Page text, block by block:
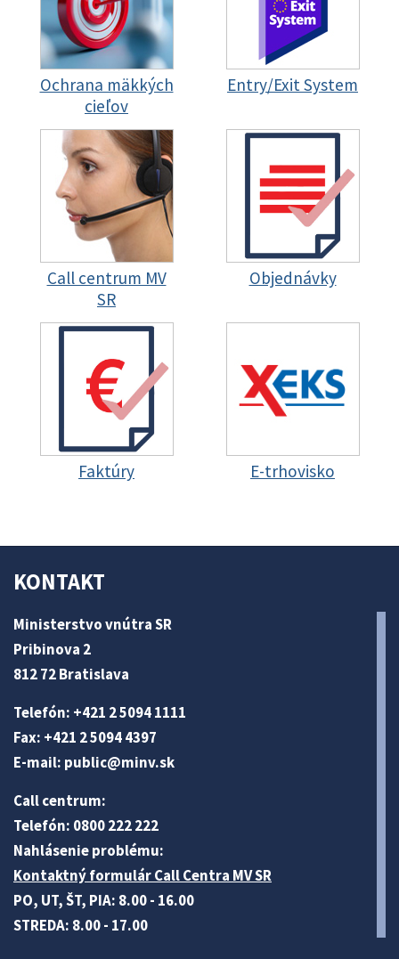
Ochrana mäkkých
cieľov
Entry/Exit System
Call centrum MV
SR
Objednávky
Faktúry E-trhovisko
KONTAKT
Ministerstvo vnútra SR
Pribinova 2
812 72 Bratislava
Telefón: +421 2 5094 1111
Fax: +421 2 5094 4397
E-mail: public@minv.sk
Call centrum:
Telefón: 0800 222 222
Nahlásenie problému:
Kontaktný formulár Call Centra MV SR
PO, UT, ŠT, PIA: 8.00 - 16.00
STREDA: 8.00 - 17.00